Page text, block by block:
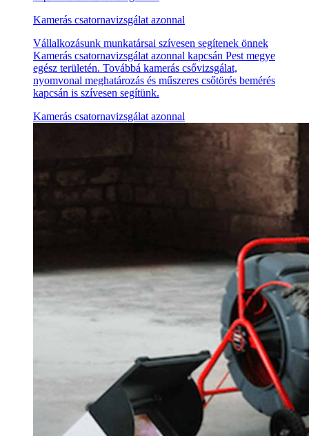
Kamerás csatornavizsgálat azonnal
Vállalkozásunk munkatársai szívesen segítenek önnek
Kamerás csatornavizsgálat azonnal kapcsán Pest megye
egész területén. Továbbá kamerás csővizsgálat,
nyomvonal meghatározás és műszeres csőtörés bemérés
kapcsán is szívesen segítünk.
Kamerás csatornavizsgálat azonnal